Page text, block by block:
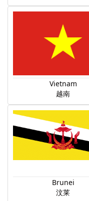
Vietnam
越南
Brunei
汶莱